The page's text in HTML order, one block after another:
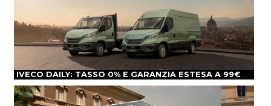
IVECO DAILY: TASSO 0% E GARANZIA ESTESA A 99€